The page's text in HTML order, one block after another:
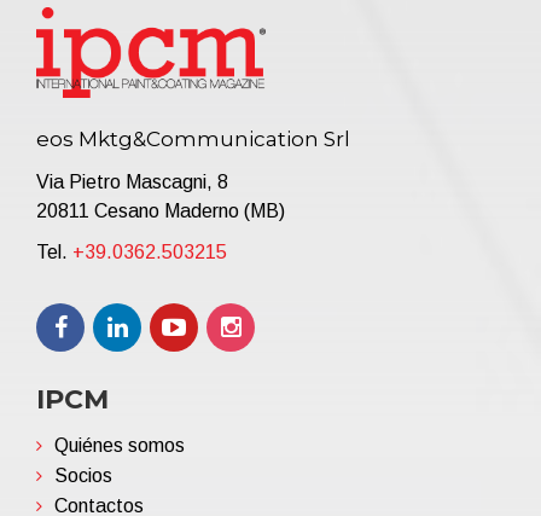
eos Mktg&Communication Srl
Via Pietro Mascagni, 8
20811 Cesano Maderno (MB)
Tel. +39.0362.503215
IPCM
Quiénes somos
Socios
Contactos